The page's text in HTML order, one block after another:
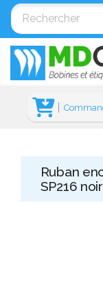
Ruban
SP216 noir